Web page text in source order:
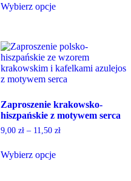
the
Wybierz opcje
has
multiple
variants.
The
options
be
chosen
on
the
page
Zaproszenie krakowsko-
hiszpańskie z motywem serca
9,00 zł– 11,50 zł
Wybierz opcje